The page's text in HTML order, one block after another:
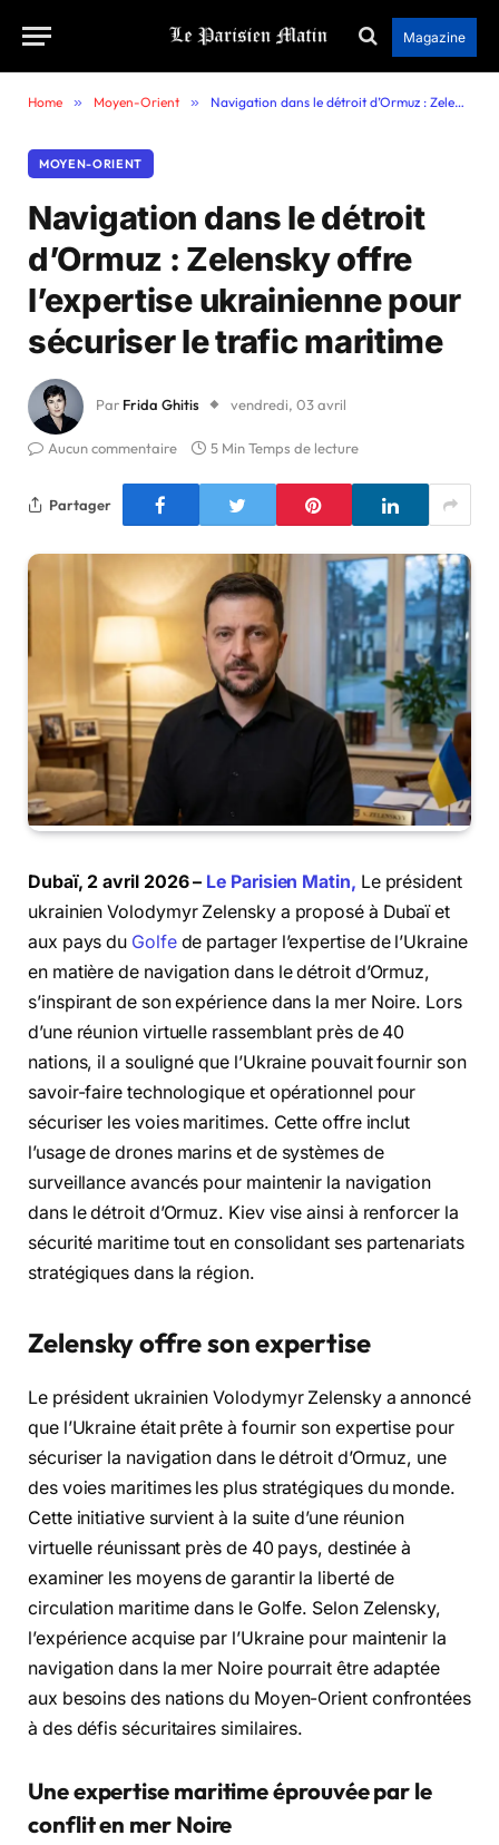
Magazine
Home » Moyen-Orient » Navigation dans le détroit d’Ormuz : Zelensky offre l’expertise ukrainienne pour sécuriser le trafic maritime
MOYEN-ORIENT
Navigation dans le détroit
d’Ormuz : Zelensky offre
l’expertise ukrainienne pour
sécuriser le trafic maritime
Par Frida Ghitis vendredi, 03 avril
Aucun commentaire 5 Min Temps de lecture
Partager
Dubaï, 2 avril 2026 – Le Parisien Matin, Le président
ukrainien Volodymyr Zelensky a proposé à Dubaï et
aux pays du Golfede partager l’expertise de l’Ukraine
en matière de navigation dans le détroit d’Ormuz,
s’inspirant de son expérience dans la mer Noire. Lors
d’une réunion virtuelle rassemblant près de 40
nations, il a souligné que l’Ukraine pouvait fournir son
savoir-faire technologique et opérationnel pour
sécuriser les voies maritimes. Cette offre inclut
l’usage de drones marins et de systèmes de
surveillance avancés pour maintenir la navigation
dans le détroit d’Ormuz. Kiev vise ainsi à renforcer la
sécurité maritime tout en consolidant ses partenariats
stratégiques dans la région.
Zelensky offre son expertise
Le président ukrainien Volodymyr Zelensky a annoncé
que l’Ukraine était prête à fournir son expertise pour
sécuriser la navigation dans le détroit d’Ormuz, une
des voies maritimes les plus stratégiques du monde.
Cette initiative survient à la suite d’une réunion
virtuelle réunissant près de 40 pays, destinée à
examiner les moyens de garantir la liberté de
circulation maritime dans le Golfe. Selon Zelensky,
l’expérience acquise par l’Ukraine pour maintenir la
navigation dans la mer Noire pourrait être adaptée
aux besoins des nations du Moyen-Orient confrontées
à des défis sécuritaires similaires.
Une expertise maritime éprouvée par le
conflit en mer Noire